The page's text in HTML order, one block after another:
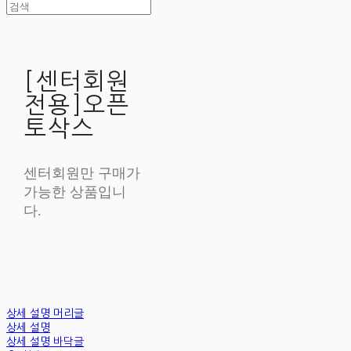
[센터회원
전용]오픈
토삭스
센터회원만 구매가
가능한 상품입니
다.
상세 설명 머리글
상세 설명
상세 설명 바닥글